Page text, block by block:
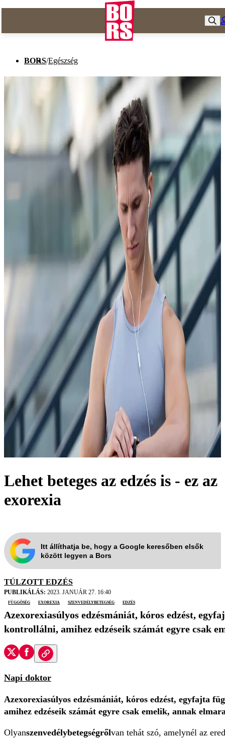
BORS/Egészség
Lehet beteges az edzés is - ez az
exorexia
Itt állíthatja be, hogy a Google keresőben elsők
között legyen a Bors
TÚLZOTT EDZÉS
PUBLIKÁLÁS: 2023. JANUÁR 27. 16:40
függőség
exorexia szenvedélybetegség edzés
Azexorexiasúlyos edzésmániát, kóros edzést,
kontrollálni, amihez edzéseik számát egyre csak
Napi doktor
Azexorexiasúlyos edzésmániát, kóros edzést, egyfajta
amihez edzéseik számát egyre csak emelik, annak
Olyanszenvedélybetegségrőlvan tehát szó, amelynél az